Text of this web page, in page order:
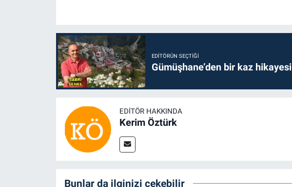
EDITÖRÜN SEÇTIĞI
Gümüşhane’den bir kaz hikayesi
EDITÖR HAKKINDA
Kerim Öztürk
Bunlar da ilginizi çekebilir